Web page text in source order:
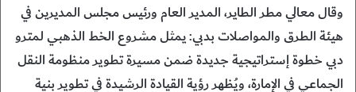
وقال معالي مطر الطاير، المدير العام ورئيس مجلس المديرين في
هيئة الطرق والمواصلات بدبي: يمثل مشروع الخط الذهبي لمترو
دبي خطوة إستراتيجية جديدة ضمن مسيرة تطوير منظومة النقل
الجماعي في الإمارة، ويُظهر رؤية القيادة الرشيدة في تطوير بنية